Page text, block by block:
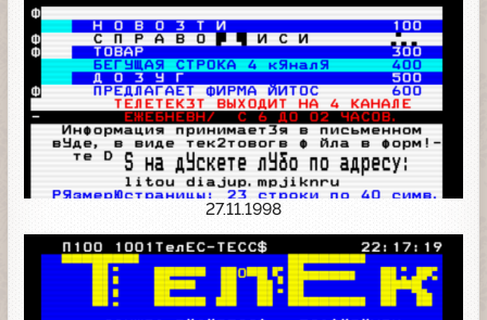
27.11.1998